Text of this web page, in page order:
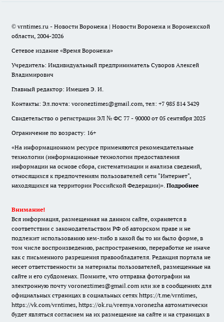
© vrntimes.ru - Новости Воронежа | Новости Воронежа и Воронежской
области, 2004-2026
Сетевое издание «Время Воронежа»
Учредитель: Индивидуальный предприниматель Суворов Алексей
Владимирович
Главный редактор: Имешев Э. И.
Контакты: Эл.почта: voroneztimes@gmail.com, тел: +7 985 814 3429
Свидетельство о регистрации ЭЛ № ФС 77 - 90000 от 05 сентября 2025
Ограничение по возрасту: 16+
«На информационном ресурсе применяются рекомендательные
технологии (информационные технологии предоставления
информации на основе сбора, систематизации и анализа сведений,
относящихся к предпочтениям пользователей сети "Интернет",
находящихся на территории Российской Федерации)». Подробнее
Внимание!
Вся информация, размещенная на данном сайте, охраняется в
соответствии с законодательством РФ об авторском праве и не
подлежит использованию кем-либо в какой бы то ни было форме, в
том числе воспроизведению, распространению, переработке не иначе
как с письменного разрешения правообладателя. Редакция портала не
несет ответственности за материалы пользователей, размещенные на
сайте и его субдоменах. Помните, что отправка фотографии на
электронную почту voroneztimes@gmail.com или же в сообщениях для
официальных страницах в социальных сетях https://t.me/vrntimes,
https://vk.com/vrntimes, https://ok.ru/vremya.voronezha автоматически
будет являться согласием на их размещение на сайте и на страницах в